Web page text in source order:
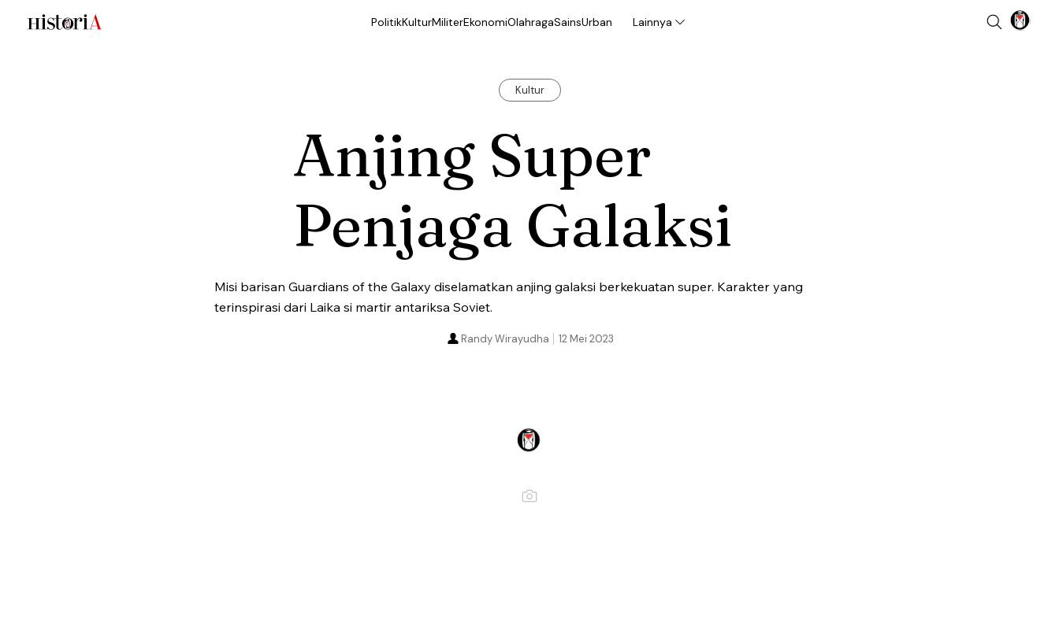
PolitikKulturMiliterEkonomiOlahragaSainsUrban Lainnya
Kultur
Anjing Super
Penjaga Galaksi
Misi barisan Guardians of the Galaxy diselamatkan anjing galaksi berkekuatan super. Karakter yang
terinspirasi dari Laika si martir antariksa Soviet.
12 Mei 2023
Randy Wirayudha